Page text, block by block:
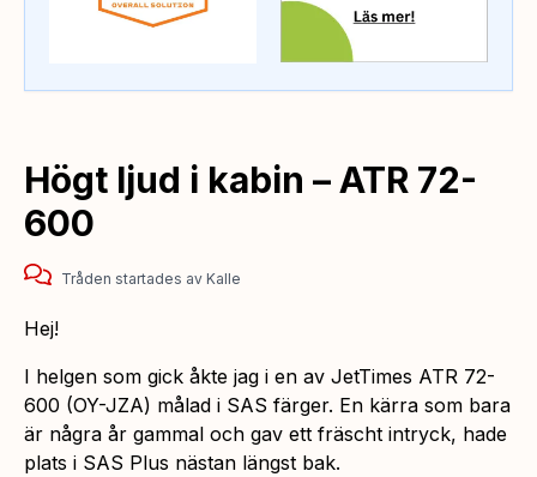
Högt ljud i kabin – ATR 72-
600
Tråden startades av Kalle
Hej!
I helgen som gick åkte jag i en av JetTimes ATR 72-
600 (OY-JZA) målad i SAS färger. En kärra som bara
är några år gammal och gav ett fräscht intryck, hade
plats i SAS Plus nästan längst bak.